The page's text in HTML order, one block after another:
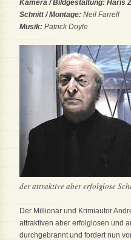
Kamera / Bildgestaltung: Haris
Schnitt / Montage: Neil Farrell
Musik: Patrick Doyle
der attraktive aber erfolglose
Der Millionär und Krimiautor
attraktiven aber erfolglosen und
durchgebrannt und fordert nun